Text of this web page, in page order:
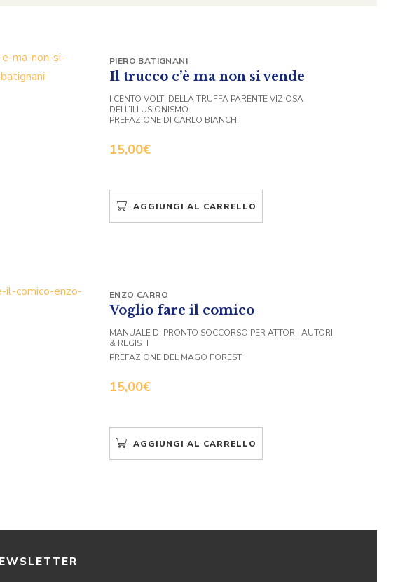
Il trucco c’è ma non si vende
15,00€
PIERO BATIGNANI
I CENTO VOLTI DELLA TRUFFA PARENTE VIZIOSA
DELL’ILLUSIONISMO
PREFAZIONE DI CARLO BIANCHI
AGGIUNGI AL CARRELLO
Voglio fare il comico
15,00€
ENZO CARRO
MANUALE DI PRONTO SOCCORSO PER ATTORI, AUTORI
& REGISTI
PREFAZIONE DEL MAGO FOREST
AGGIUNGI AL CARRELLO